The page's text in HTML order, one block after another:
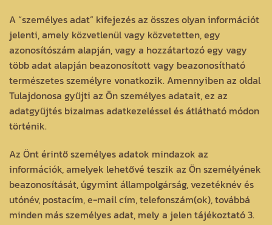
A “személyes adat” kifejezés az összes olyan információt
jelenti, amely közvetlenül vagy közvetetten, egy
azonosítószám alapján, vagy a hozzátartozó egy vagy
több adat alapján beazonosított vagy beazonosítható
természetes személyre vonatkozik. Amennyiben az oldal
Tulajdonosa gyűjti az Ön személyes adatait, ez az
adatgyűjtés bizalmas adatkezeléssel és átlátható módon
történik.
Az Önt érintő személyes adatok mindazok az
információk, amelyek lehetővé teszik az Ön személyének
beazonosítását, úgymint állampolgárság, vezetéknév és
utónév, postacím, e-mail cím, telefonszám(ok), továbbá
minden más személyes adat, mely a jelen tájékoztató 3.